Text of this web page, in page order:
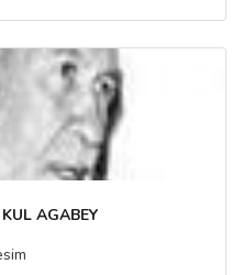
AGABEY